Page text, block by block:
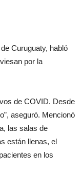
Curuguaty, habló
por la
de COVID. Desde
aseguró. Mencionó
las salas de
están llenas, el
en los